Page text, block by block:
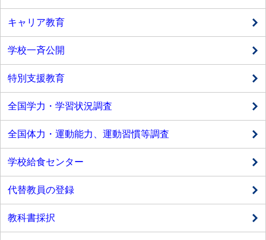
キャリア教育
学校一斉公開
特別支援教育
全国学力・学習状況調査
全国体力・運動能力、運動習慣等調査
学校給食センター
代替教員の登録
教科書採択